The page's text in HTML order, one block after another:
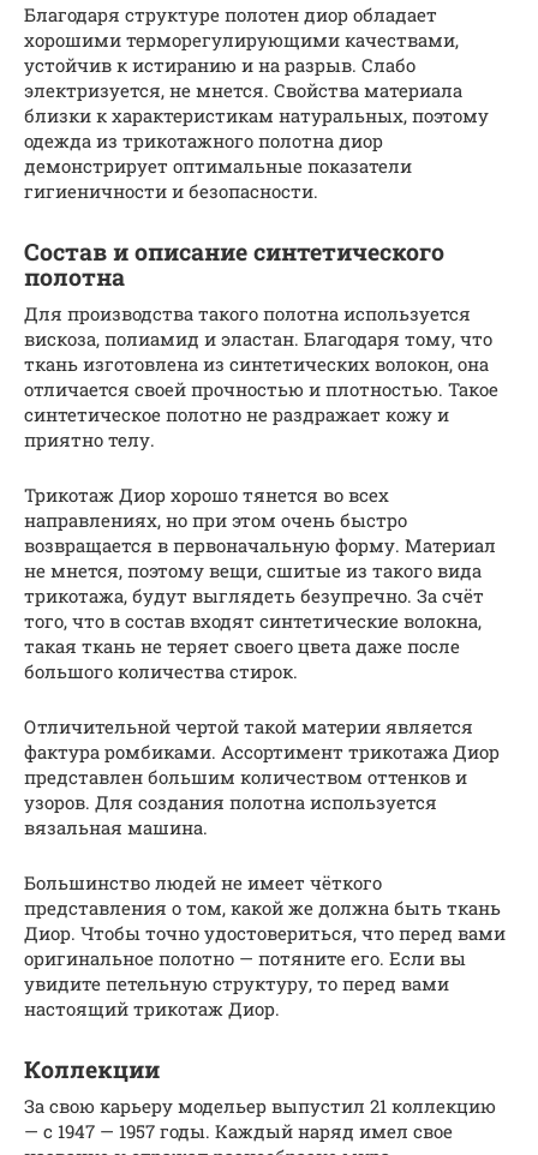
Благодаря структуре полотен диор обладает
хорошими терморегулирующими качествами,
устойчив к истиранию и на разрыв. Слабо
электризуется, не мнется. Свойства материала
близки к характеристикам натуральных, поэтому
одежда из трикотажного полотна диор
демонстрирует оптимальные показатели
гигиеничности и безопасности.
Состав и описание синтетического
полотна
Для производства такого полотна используется
вискоза, полиамид и эластан. Благодаря тому, что
ткань изготовлена из синтетических волокон, она
отличается своей прочностью и плотностью. Такое
синтетическое полотно не раздражает кожу и
приятно телу.
Трикотаж Диор хорошо тянется во всех
направлениях, но при этом очень быстро
возвращается в первоначальную форму. Материал
не мнется, поэтому вещи, сшитые из такого вида
трикотажа, будут выглядеть безупречно. За счёт
того, что в состав входят синтетические волокна,
такая ткань не теряет своего цвета даже после
большого количества стирок.
Отличительной чертой такой материи является
фактура ромбиками. Ассортимент трикотажа Диор
представлен большим количеством оттенков и
узоров. Для создания полотна используется
вязальная машина.
Большинство людей не имеет чёткого
представления о том, какой же должна быть ткань
Диор. Чтобы точно удостовериться, что перед вами
оригинальное полотно — потяните его. Если вы
увидите петельную структуру, то перед вами
настоящий трикотаж Диор.
Коллекции
За свою карьеру модельер выпустил 21 коллекцию
— с 1947 — 1957 годы. Каждый наряд имел свое